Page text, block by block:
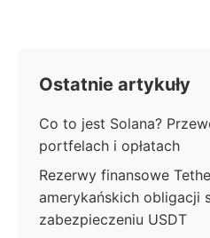
Ostatnie artykuły
Co to jest Solana?
portfelach i opłatach
Rezerwy finansowe
amerykańskich obligacji
zabezpieczeniu USDT